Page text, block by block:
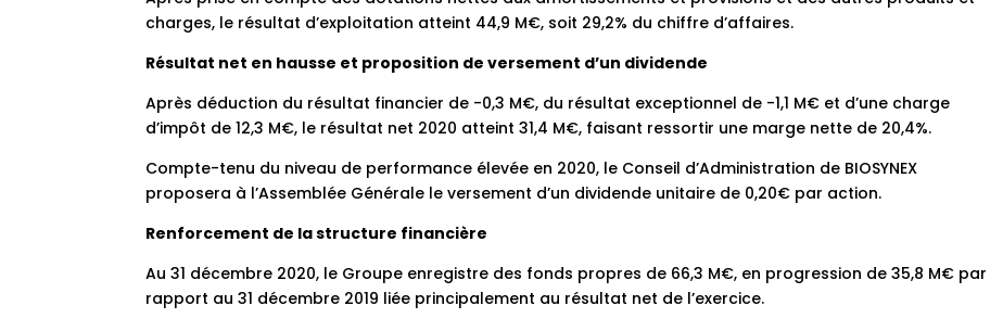
charges, le résultat d’exploitation atteint 44,9 M€, soit 29,2% du chiffre d’affaires.
Résultat net en hausse et proposition de versement d’un dividende
Après déduction du résultat financier de -0,3 M€, du résultat exceptionnel de -1,1 M€ et d’une charge
d’impôt de 12,3 M€, le résultat net 2020 atteint 31,4 M€, faisant ressortir une marge nette de 20,4%.
Compte-tenu du niveau de performance élevée en 2020, le Conseil d’Administration de BIOSYNEX
proposera à l’Assemblée Générale le versement d’un dividende unitaire de 0,20€ par action.
Renforcement de la structure financière
Au 31 décembre 2020, le Groupe enregistre des fonds propres de 66,3 M€, en progression de 35,8 M€ par
rapport au 31 décembre 2019 liée principalement au résultat net de l’exercice.